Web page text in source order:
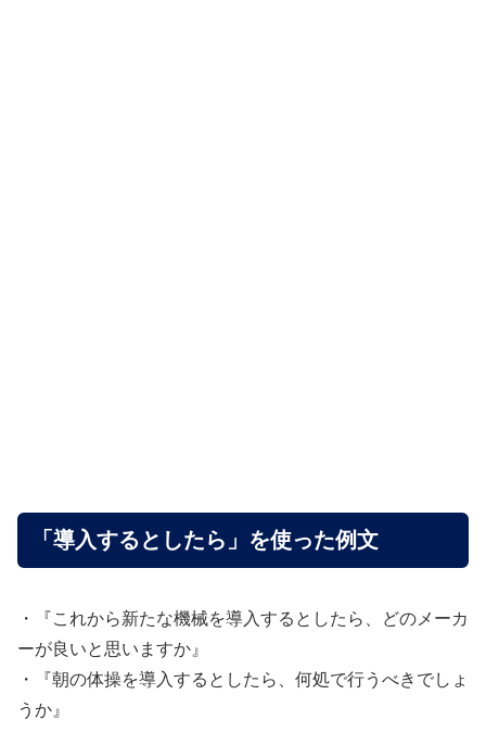
「導入するとしたら」を使った例文
・『これから新たな機械を導入するとしたら、どのメーカ
ーが良いと思いますか』
・『朝の体操を導入するとしたら、何処で行うべきでしょ
うか』